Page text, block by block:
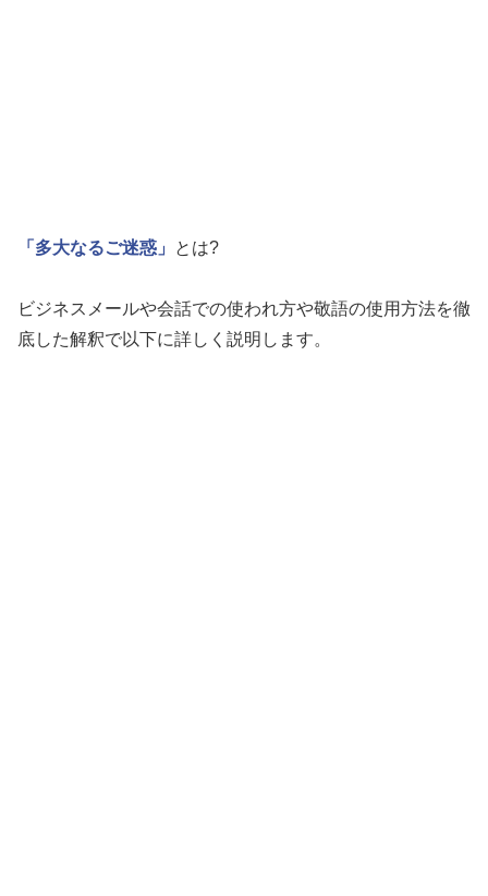
「多大なるご迷惑」 とは?
ビジネスメールや会話での使われ方や敬語の使用方法を徹
底した解釈で以下に詳しく説明します。